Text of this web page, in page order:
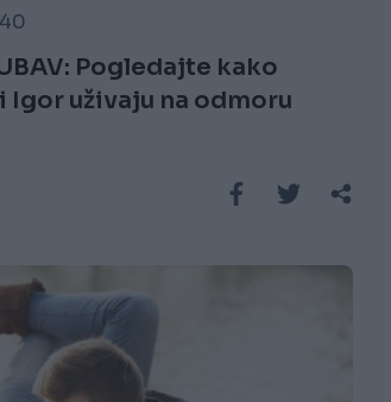
Pogledajte kako
Igor uživaju na odmoru